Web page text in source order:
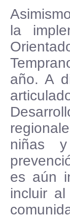
la
año. A
niñas
es aún
incluir